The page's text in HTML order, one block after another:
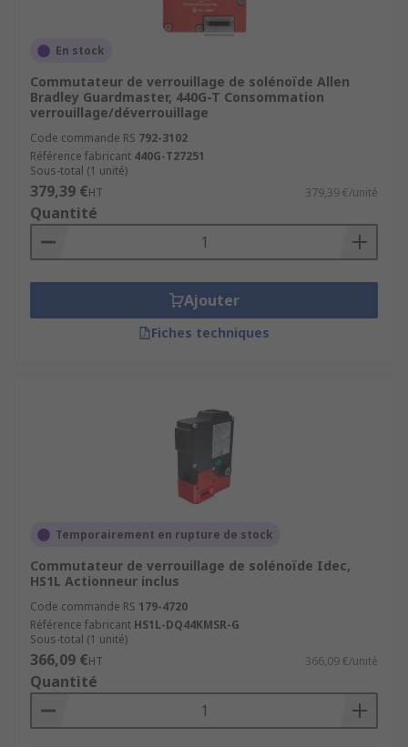
En stock
Commutateur de verrouillage de solénoïde Allen
Bradley Guardmaster, 440G-T Consommation
verrouillage/déverrouillage
Code commande RS 792-3102
Référence fabricant 440G-T27251
Sous-total (1 unité)
379,39 €HT 379,39 €/unité
Quantité
Ajouter
Fiches techniques
Temporairement en rupture de stock
Commutateur de verrouillage de solénoïde Idec,
HS1L Actionneur inclus
Code commande RS 179-4720
Référence fabricant HS1L-DQ44KMSR-G
Sous-total (1 unité)
366,09 €HT 366,09 €/unité
Quantité